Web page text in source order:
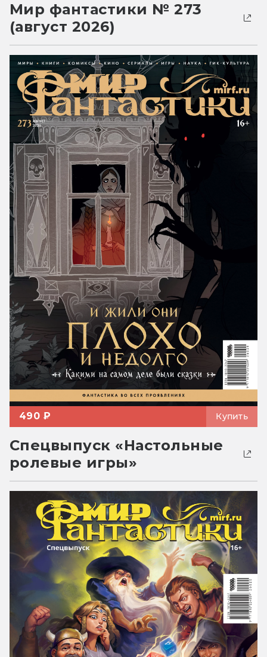
Мир фантастики № 273
(август 2026)
490 ₽ Купить
Спецвыпуск «Настольные
ролевые игры»